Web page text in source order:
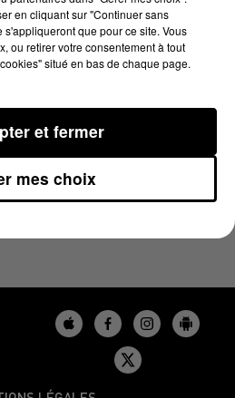
DU 05/06/2025 À 06H48
en cliquant sur "Continuer sans
s'appliqueront que pour ce site. Vous
ou retirer votre consentement à tout
situé en bas de chaque page.
mes choix
et fermer